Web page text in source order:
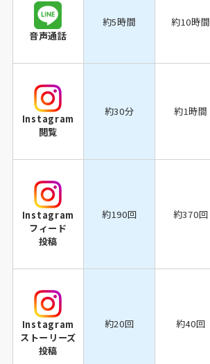
音声通話
約5時間 約10時間
Instagram
閲覧
約30分 約1時間
Instagram
フィード
投稿
約190回 約370回
Instagram
ストーリーズ
投稿
約20回 約40回